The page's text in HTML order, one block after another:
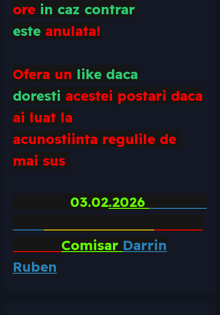
ore in caz contrar
este anulata!
Ofera un like daca
doresti acestei postari daca
ai luat la
acunostiinta regulile de
mai sus
03.02.2026
Comisar Darrin
Ruben